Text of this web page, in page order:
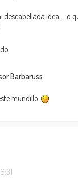
descabellada idea.... o
Barbaruss
mundillo.